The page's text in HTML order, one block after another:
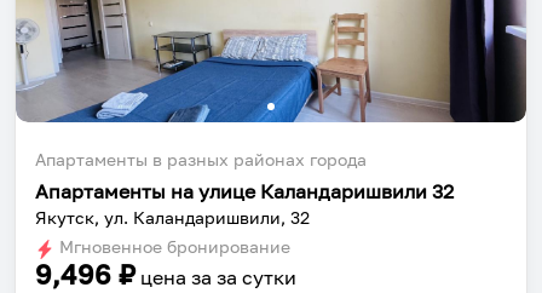
Апартаменты в разных районах города
Апартаменты на улице Каландаришвили 32
Якутск, ул. Каландаришвили, 32
Мгновенное бронирование
9,496 ₽ цена за за сутки